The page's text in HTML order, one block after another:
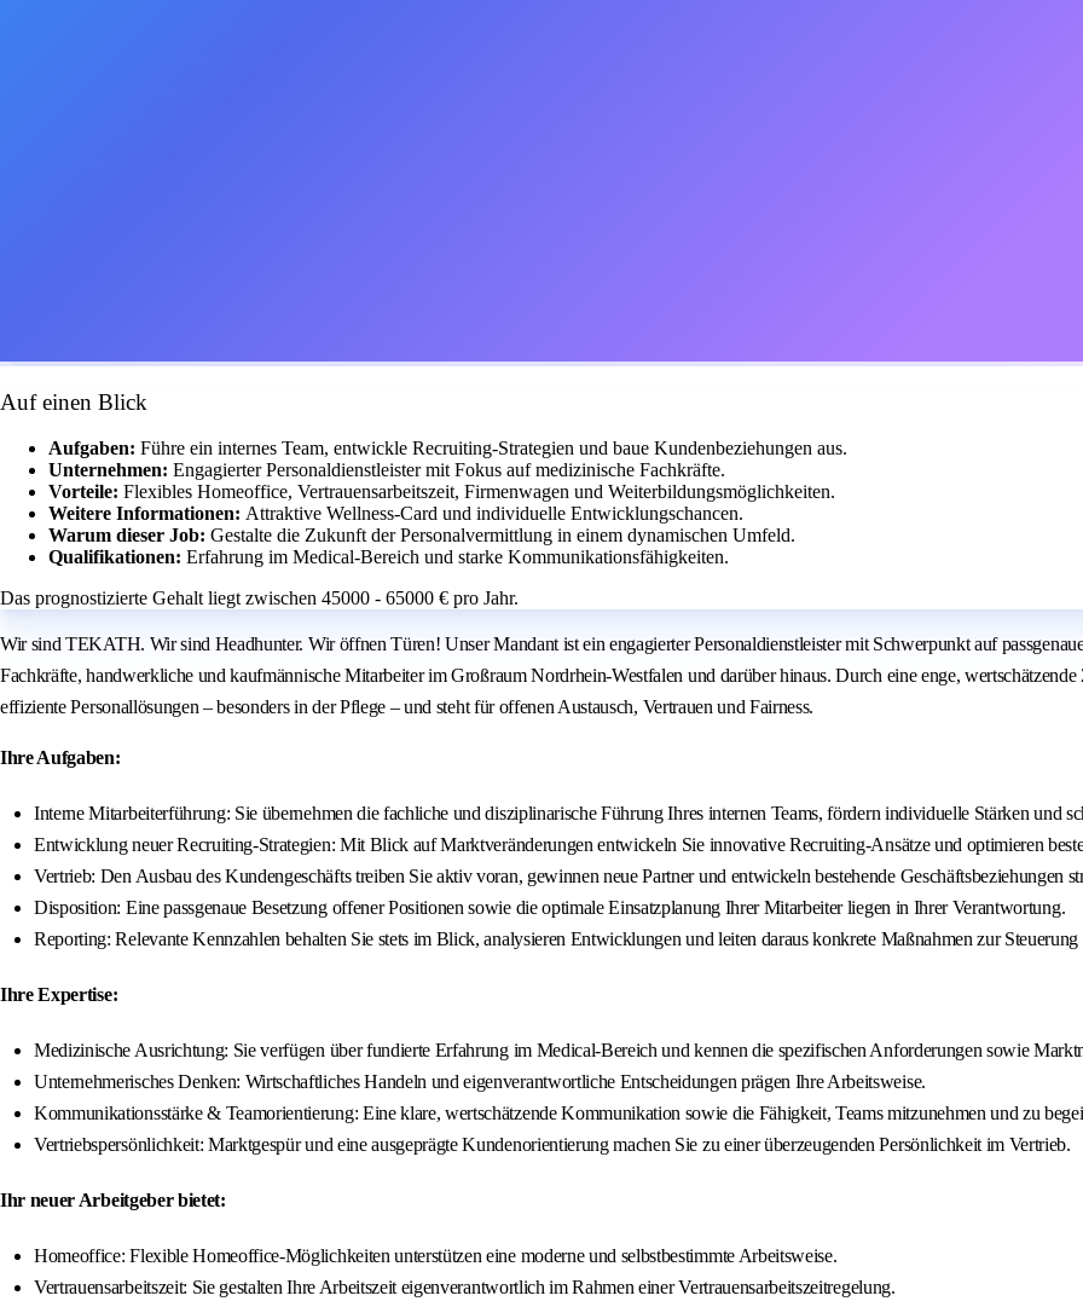
Auf einen Blick
Aufgaben: Führe ein internes Team, entwickle Recruiting-Strategien und baue Kundenbeziehungen aus.
Unternehmen: Engagierter Personaldienstleister mit Fokus auf medizinische Fachkräfte.
Vorteile: Flexibles Homeoffice, Vertrauensarbeitszeit, Firmenwagen und Weiterbildungsmöglichkeiten.
Weitere Informationen: Attraktive Wellness-Card und individuelle Entwicklungschancen.
Warum dieser Job: Gestalte die Zukunft der Personalvermittlung in einem dynamischen Umfeld.
Qualifikationen: Erfahrung im Medical-Bereich und starke Kommunikationsfähigkeiten.
Das prognostizierte Gehalt liegt zwischen 45000 - 65000 € pro Jahr.
Wir sind TEKATH. Wir sind Headhunter. Wir öffnen Türen! Unser Mandant ist ein engagierter Personaldienstleister mit Schwerpunkt auf
Fachkräfte, handwerkliche und kaufmännische Mitarbeiter im Großraum Nordrhein-Westfalen und darüber hinaus. Durch eine enge,
effiziente Personallösungen – besonders in der Pflege – und steht für offenen Austausch, Vertrauen und Fairness.
Ihre Aufgaben:
Interne Mitarbeiterführung: Sie übernehmen die fachliche und disziplinarische Führung Ihres internen Teams, fördern individuelle Stärken und
Entwicklung neuer Recruiting-Strategien: Mit Blick auf Marktveränderungen entwickeln Sie innovative Recruiting-Ansätze und optimieren
Vertrieb: Den Ausbau des Kundengeschäfts treiben Sie aktiv voran, gewinnen neue Partner und entwickeln bestehende Geschäftsbeziehungen
Disposition: Eine passgenaue Besetzung offener Positionen sowie die optimale Einsatzplanung Ihrer Mitarbeiter liegen in Ihrer Verantwortung.
Reporting: Relevante Kennzahlen behalten Sie stets im Blick, analysieren Entwicklungen und leiten daraus konkrete Maßnahmen zur
Ihre Expertise:
Medizinische Ausrichtung: Sie verfügen über fundierte Erfahrung im Medical-Bereich und kennen die spezifischen Anforderungen sowie
Unternehmerisches Denken: Wirtschaftliches Handeln und eigenverantwortliche Entscheidungen prägen Ihre Arbeitsweise.
Kommunikationsstärke & Teamorientierung: Eine klare, wertschätzende Kommunikation sowie die Fähigkeit, Teams mitzunehmen und zu
Vertriebspersönlichkeit: Marktgespür und eine ausgeprägte Kundenorientierung machen Sie zu einer überzeugenden Persönlichkeit im Vertrieb.
Ihr neuer Arbeitgeber bietet:
Homeoffice: Flexible Homeoffice-Möglichkeiten unterstützen eine moderne und selbstbestimmte Arbeitsweise.
Vertrauensarbeitszeit: Sie gestalten Ihre Arbeitszeit eigenverantwortlich im Rahmen einer Vertrauensarbeitszeitregelung.